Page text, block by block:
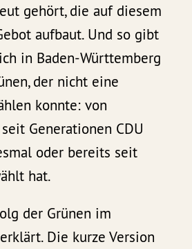
gehört, die auf diesem
aufbaut. Und so gibt
in Baden-Württemberg
der nicht eine
konnte: von
Generationen CDU
oder bereits seit
hat.
der Grünen im
Die kurze Version